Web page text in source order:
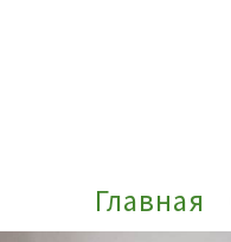
Главная